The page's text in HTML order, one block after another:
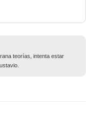
teorías, intenta estar